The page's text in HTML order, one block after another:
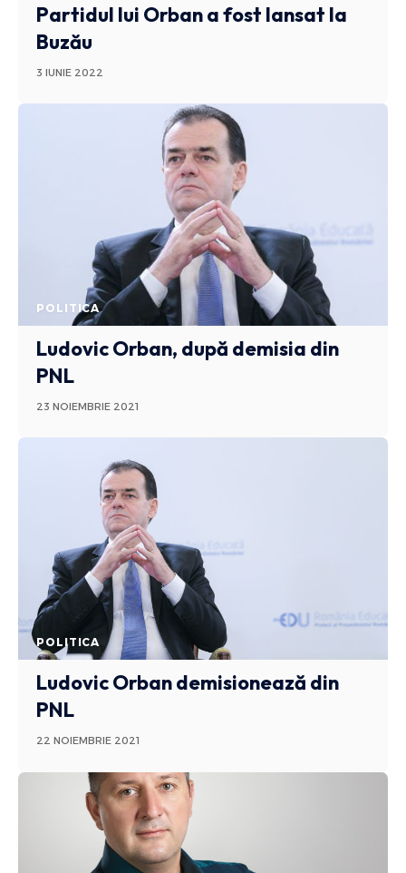
Partidul lui Orban a fost lansat la
Buzău
3 IUNIE 2022
POLITICA
Ludovic Orban, după demisia din
PNL
23 NOIEMBRIE 2021
POLITICA
Ludovic Orban demisionează din
PNL
22 NOIEMBRIE 2021